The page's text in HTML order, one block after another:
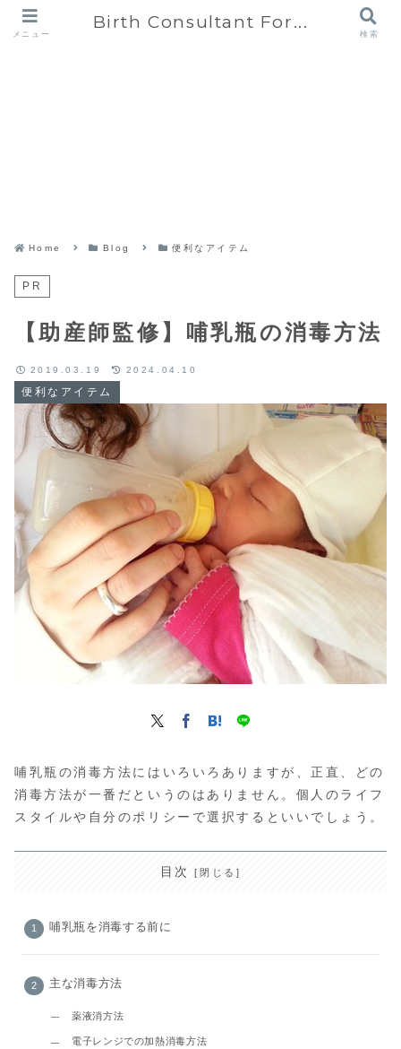
Home Blog 便利なアイテム
PR
【助産師監修】哺乳瓶の消毒方法
便利なアイテム
2019.03.19 2024.04.10
哺乳瓶の消毒方法にはいろいろありますが、正直、どの
消毒方法が一番だというのはありません。個人のライフ
スタイルや自分のポリシーで選択するといいでしょう。
目次
哺乳瓶を消毒する前に
主な消毒方法
薬液消方法
電子レンジでの加熱消毒方法
メニュー
Birth Consultant For...
検索